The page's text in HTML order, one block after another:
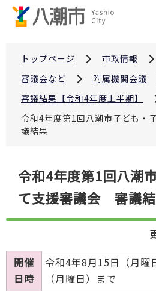
トップページ 市政情報
審議会など
附属機関会議
審議結果【令和4年度上半期】
令和4年度第1回八潮市子ども・
議結果
令和4年度第1回八潮
て支援審議会 審議
開催
日時
令和4年8月15日（月曜
（月曜日）まで